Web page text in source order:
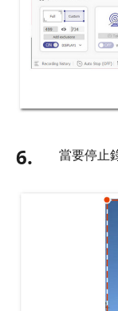
6. 當要停止